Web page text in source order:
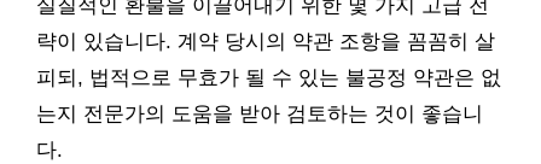
실질적인 환불을 이끌어내기 위한 몇 가지 고급 전
략이 있습니다. 계약 당시의 약관 조항을 꼼꼼히 살
피되, 법적으로 무효가 될 수 있는 불공정 약관은 없
는지 전문가의 도움을 받아 검토하는 것이 좋습니
다.